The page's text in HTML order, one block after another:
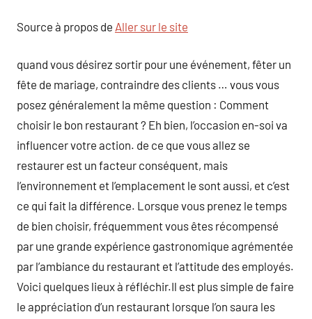
Source à propos de Aller sur le site
quand vous désirez sortir pour une événement, fêter un
fête de mariage, contraindre des clients … vous vous
posez généralement la même question : Comment
choisir le bon restaurant ? Eh bien, l’occasion en-soi va
influencer votre action. de ce que vous allez se
restaurer est un facteur conséquent, mais
l’environnement et l’emplacement le sont aussi, et c’est
ce qui fait la différence. Lorsque vous prenez le temps
de bien choisir, fréquemment vous êtes récompensé
par une grande expérience gastronomique agrémentée
par l’ambiance du restaurant et l’attitude des employés.
Voici quelques lieux à réfléchir.Il est plus simple de faire
le appréciation d’un restaurant lorsque l’on saura les